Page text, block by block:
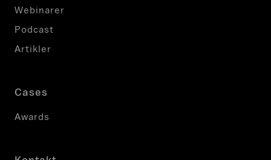
Webinarer
Podcast
Artikler
Cases
Awards